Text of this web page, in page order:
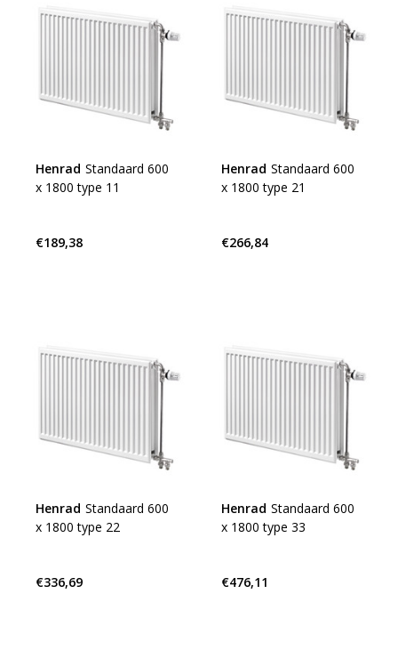
Henrad Standaard 600
x 1800 type 11
€189,38
Henrad Standaard 600
x 1800 type 21
€266,84
Henrad Standaard 600
x 1800 type 22
€336,69
Henrad Standaard 600
x 1800 type 33
€476,11